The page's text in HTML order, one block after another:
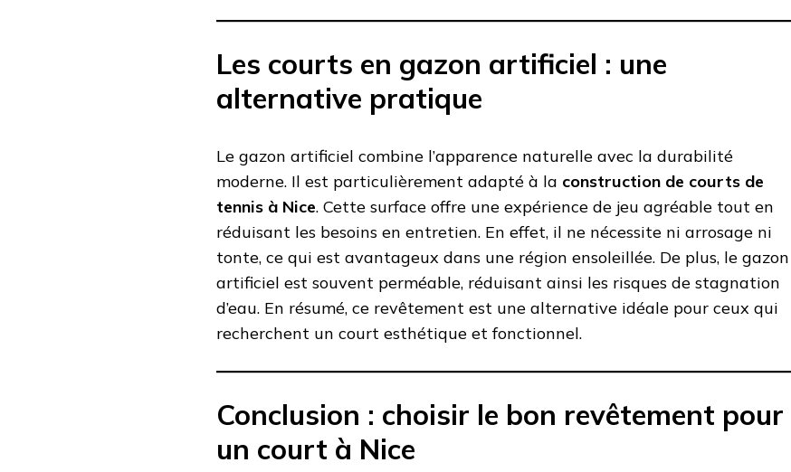
Les courts en gazon artificiel : une
alternative pratique
Le gazon artificiel combine l’apparence naturelle avec la durabilité
moderne. Il est particulièrement adapté à la construction de courts de
tennis à Nice. Cette surface offre une expérience de jeu agréable tout en
réduisant les besoins en entretien. En effet, il ne nécessite ni arrosage ni
tonte, ce qui est avantageux dans une région ensoleillée. De plus, le gazon
artificiel est souvent perméable, réduisant ainsi les risques de stagnation
d’eau. En résumé, ce revêtement est une alternative idéale pour ceux qui
recherchent un court esthétique et fonctionnel.
Conclusion : choisir le bon revêtement pour
un court à Nice